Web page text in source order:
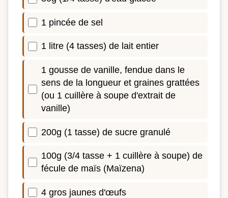
1 pincée de sel
1 litre (4 tasses) de lait entier
1 gousse de vanille, fendue dans le
sens de la longueur et graines grattées
(ou 1 cuillère à soupe d'extrait de
vanille)
200g (1 tasse) de sucre granulé
100g (3/4 tasse + 1 cuillère à soupe) de
fécule de maïs (Maïzena)
4 gros jaunes d'œufs